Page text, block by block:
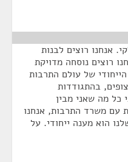
אנחנו רוצים לבנות
רוצים נוסחה מדויקת
של עולם התרבות
בהתגודדות
כל מה שאני מבין
עם משרד התרבות, אנחנו
הוא מענה ייחודי. על